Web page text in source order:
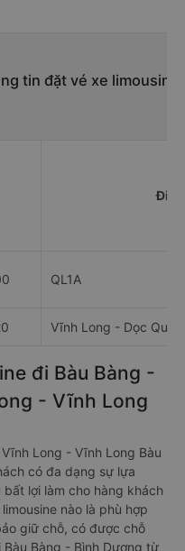
tin đặt vé xe limousine
QL1A
Vĩnh Long - Dọc Quốc
đi Bàu Bàng -
- Vĩnh Long
Long - Vĩnh Long Bàu
có đa dạng sự lựa
lợi làm cho hàng khách
nào là phù hợp
giữ chỗ, có được chỗ
Bàng - Bình Dương từ